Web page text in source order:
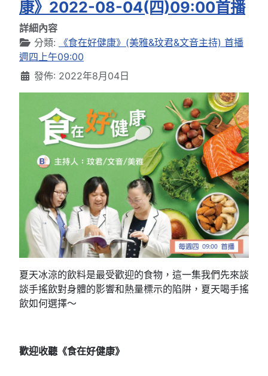
康》2022-08-04(四)09:00首播
詳細內容
分類:
《食在好健康》(美雅&玟君&文音主持) 首播
週四上午09:00
發佈: 2022年8月04日
夏天冰涼的飲料是最受歡迎的食物，這一集我們先來談
談手搖飲對身體的影響和熱量標示的陷阱，夏天喝手搖
飲如何選擇～
歡迎收聽《食在好健康》